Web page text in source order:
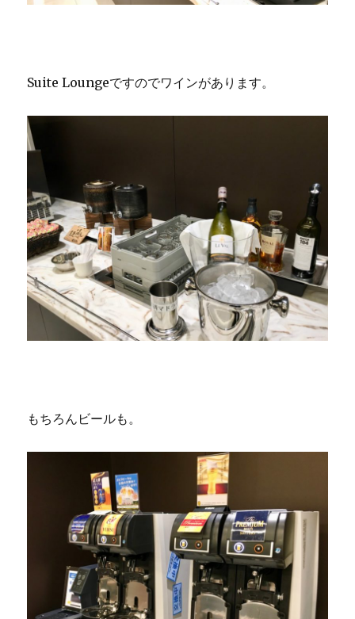
Suite Loungeですのでワインがあります。
もちろんビールも。